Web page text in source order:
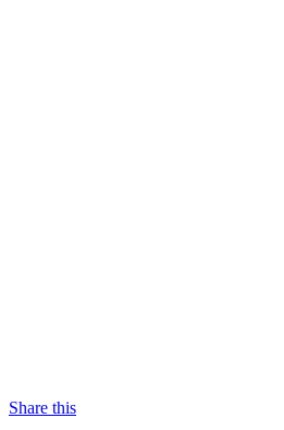
Share this